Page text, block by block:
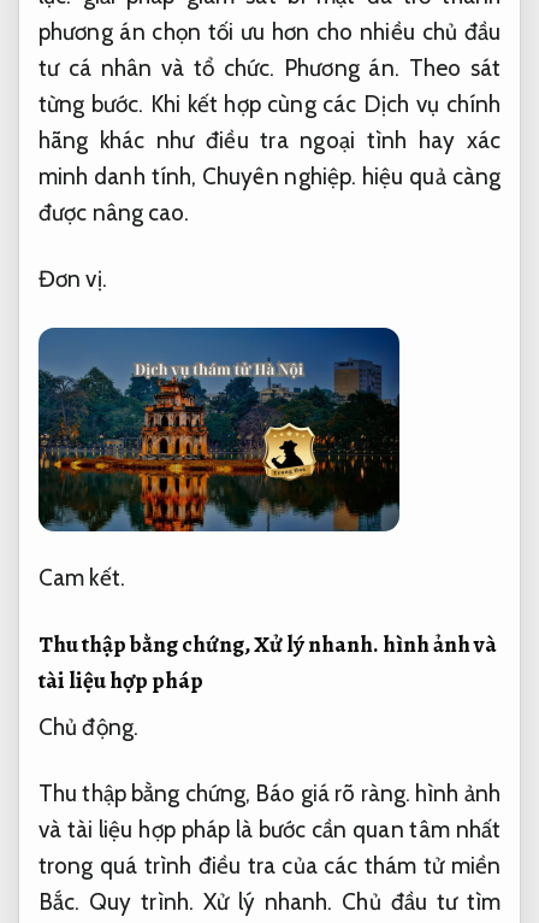
phương án chọn tối ưu hơn cho nhiều chủ đầu
tư cá nhân và tổ chức. Phương án. Theo sát
từng bước. Khi kết hợp cùng các Dịch vụ chính
hãng khác như điều tra ngoại tình hay xác
minh danh tính, Chuyên nghiệp. hiệu quả càng
được nâng cao.
Đơn vị.
Cam kết.
Thu thập bằng chứng,Xử lý nhanh.hình ảnh và
tài liệu hợp pháp
Chủ động.
Thu thập bằng chứng, Báo giá rõ ràng. hình ảnh
và tài liệu hợp pháp là bước cần quan tâm nhất
trong quá trình điều tra của các thám tử miền
Bắc. Quy trình. Xử lý nhanh. Chủ đầu tư tìm